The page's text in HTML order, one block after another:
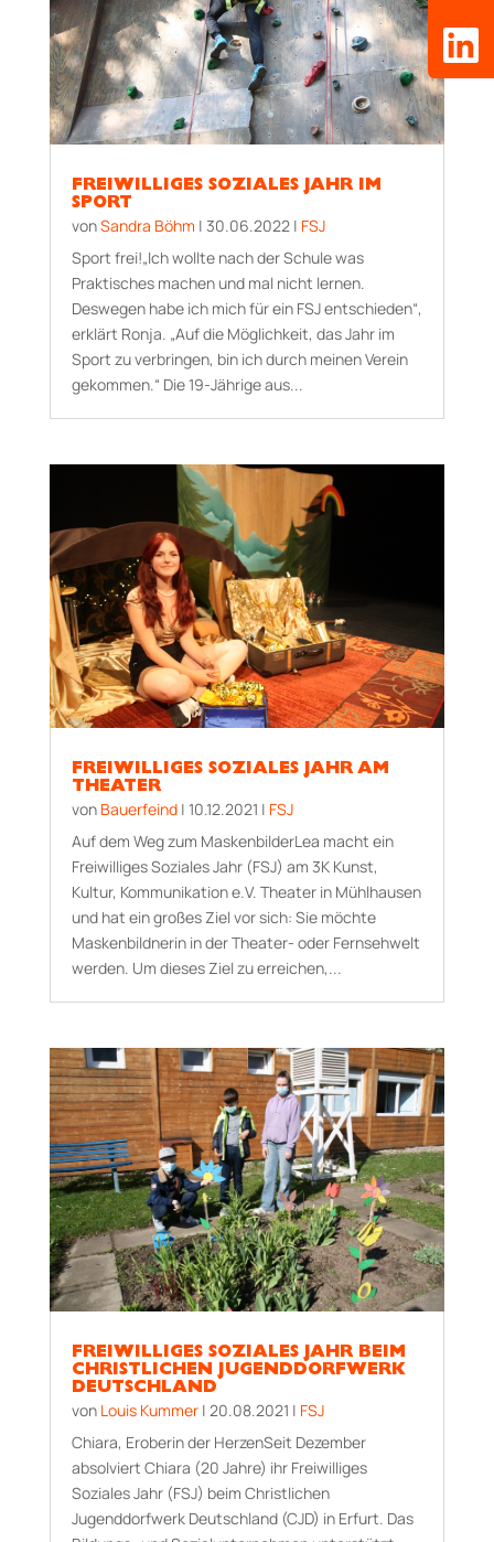
FREIWILLIGES SOZIALES JAHR IM
SPORT
vonSandra Böhm | 30.06.2022| FSJ
Sport frei!„Ich wollte nach der Schule was
Praktisches machen und mal nicht lernen.
Deswegen habe ich mich für ein FSJ entschieden“,
erklärt Ronja. „Auf die Möglichkeit, das Jahr im
Sport zu verbringen, bin ich durch meinen Verein
gekommen.“ Die 19­-Jährige aus...
FREIWILLIGES SOZIALES JAHR AM
THEATER
von Bauerfeind| 10.12.2021 | FSJ
Auf dem Weg zum MaskenbilderLea macht ein
Freiwilliges Soziales Jahr (FSJ) am 3K Kunst,
Kultur, Kommunikation e.V. Theater in Mühlhausen
und hat ein großes Ziel vor sich: Sie möchte
Maskenbildnerin in der Theater- oder Fernsehwelt
werden. Um dieses Ziel zu erreichen,...
FREIWILLIGES SOZIALES JAHR BEIM
CHRISTLICHEN JUGENDDORFWERK
DEUTSCHLAND
von Louis Kummer| 20.08.2021 | FSJ
Chiara, Eroberin der HerzenSeit Dezember
absolviert Chiara (20 Jahre) ihr Freiwilliges
Soziales Jahr (FSJ) beim Christlichen
Jugenddorfwerk Deutschland (CJD) in Erfurt. Das